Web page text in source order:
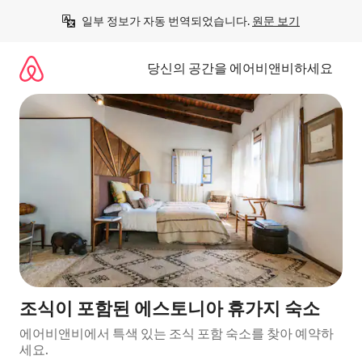
일부 정보가 자동 번역되었습니다. 원문 보기
당신의 공간을 에어비앤비하세요
조식이 포함된 에스토니아 휴가지 숙소
에어비앤비에서 특색 있는 조식 포함 숙소를 찾아 예약하
세요.